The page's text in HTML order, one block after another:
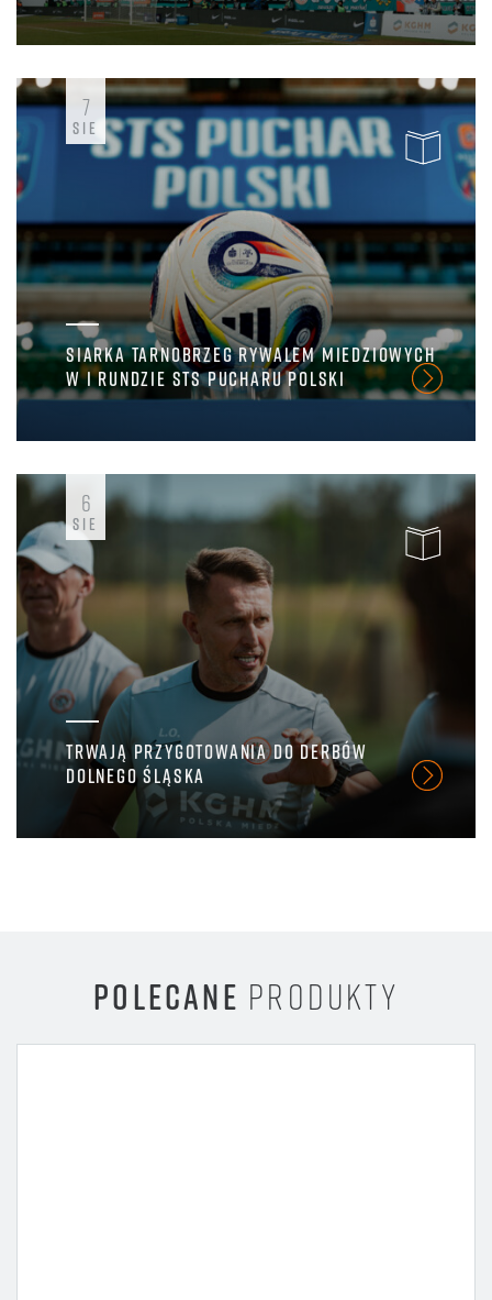
SIARKA TARNOBRZEG RYWALEM MIEDZIOWYCH
W I RUNDZIE STS PUCHARU POLSKI
7
SIE
TRWAJĄ PRZYGOTOWANIA DO DERBÓW
DOLNEGO ŚLĄSKA
6
SIE
POLECANE PRODUKTY